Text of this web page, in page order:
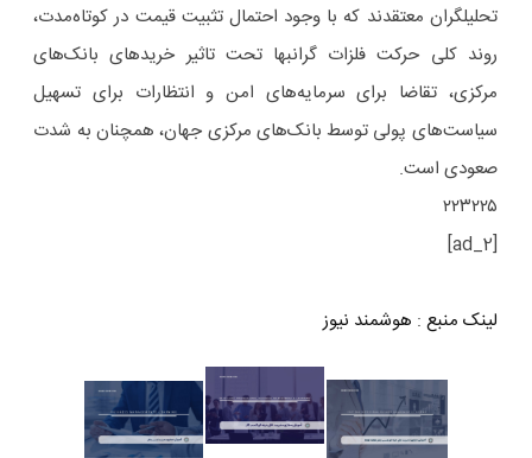
تحلیلگران معتقدند که با وجود احتمال تثبیت قیمت در کوتاه‌مدت،
روند کلی حرکت فلزات گرانبها تحت تاثیر خریدهای بانک‌های
مرکزی، تقاضا برای سرمایه‌های امن و انتظارات برای تسهیل
سیاست‌های پولی توسط بانک‌های مرکزی جهان، همچنان به شدت
صعودی است.
۲۲۳۲۲۵
[ad_2]
لینک منبع : هوشمند نیوز